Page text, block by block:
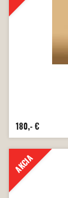
180,- €
AKCIA